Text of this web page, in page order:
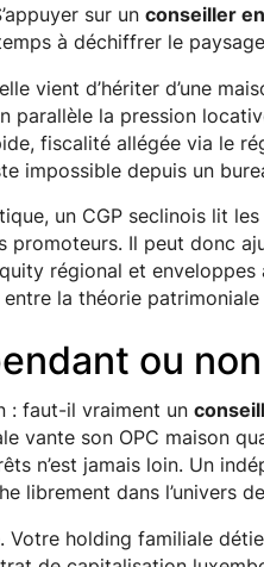
sur un conseiller
à déchiffrer le
vient d’hériter d’une
parallèle la pression
fiscalité allégée via le
impossible depuis un
un CGP seclinois lit
Il peut donc
régional et enveloppes
entre la théorie
ou
: faut-il vraiment un
vante son OPC maison
n’est jamais loin. Un
librement dans l’univers
Votre holding familiale